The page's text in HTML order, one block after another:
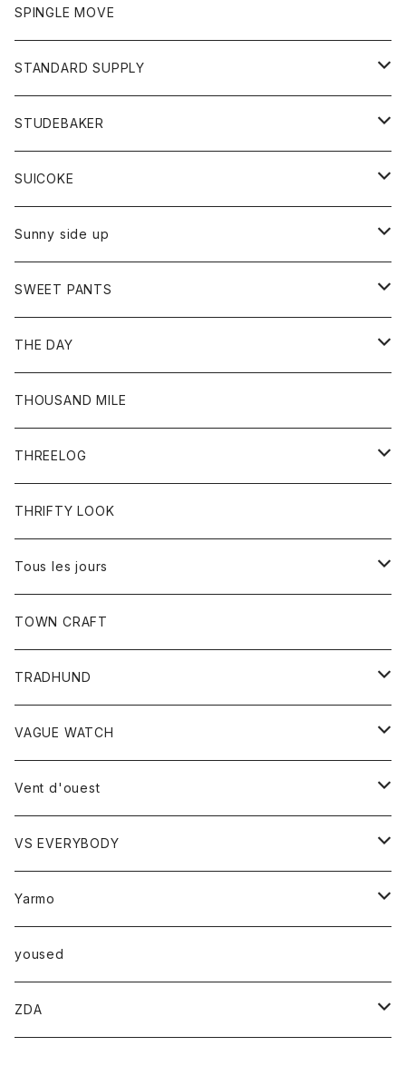
トレーナー
ショートパンツ
スカート
レディース
スカート
Tシャツ
アクセサリー
バック
グローブ
トップス
カットソー
カーディガン
ボトム
ショートパンツ
パンツ
レディース
カットソー
カーディガン
ワンピース
コート
チノパン
ポロシャツ
ベスト
靴
ワンピース
トップス
カットソー
ボトム
パンツ
オーバーオール
SPINGLE MOVE
STANDARD SUPPLY
財布
バッグ
STUDEBAKER
アクセサリー
ブレスレット
リング
SUICOKE
ブーツ
サンダル
Sunny side up
アウター
Ｇジャン
ボトム
ジーンズ
SWEET PANTS
ボトム
ショートパンツ
THE DAY
トップス
Tシャツ
THOUSAND MILE
THREELOG
トップス
Tシャツ
THRIFTY LOOK
Tous les jours
トップス
レディース
カットソー
TOWN CRAFT
TRADHUND
セーター
ベスト
VAGUE WATCH
時計
Vent d'ouest
ボトム
スカート
トップス
ベスト
VS EVERYBODY
トップス
Ｔシャツ
Yarmo
アウター
コート
小物
yoused
ZDA